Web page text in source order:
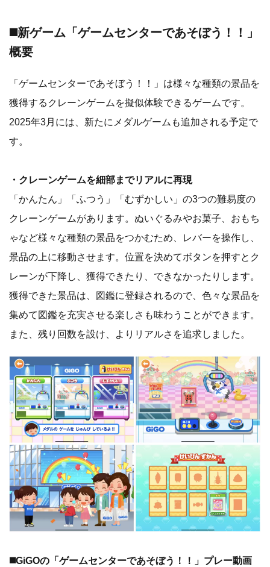
◼️新ゲーム「ゲームセンターであそぼう！！」
概要
「ゲームセンターであそぼう！！」は様々な種類の景品を
獲得するクレーンゲームを擬似体験できるゲームです。
2025年3月には、新たにメダルゲームも追加される予定で
す。
・クレーンゲームを細部までリアルに再現
「かんたん」「ふつう」「むずかしい」の3つの難易度の
クレーンゲームがあります。ぬいぐるみやお菓子、おもち
ゃなど様々な種類の景品をつかむため、レバーを操作し、
景品の上に移動させます。位置を決めてボタンを押すとク
レーンが下降し、獲得できたり、できなかったりします。
獲得できた景品は、図鑑に登録されるので、色々な景品を
集めて図鑑を充実させる楽しさも味わうことができます。
また、残り回数を設け、よりリアルさを追求しました。
◼️GiGOの「ゲームセンターであそぼう！！」プレー動画